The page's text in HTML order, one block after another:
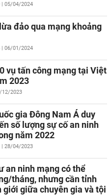
| 05/04/2024
đảo qua mạng khoảng
| 06/01/2024
vụ tấn công mạng tại Việt
2023
12/2023
gia Đông Nam Á duy
số lượng sự cố an ninh
năm 2022
| 28/04/2023
an ninh mạng có thể
tháng, nhưng cần tỉnh
giữa chuyên gia và tội